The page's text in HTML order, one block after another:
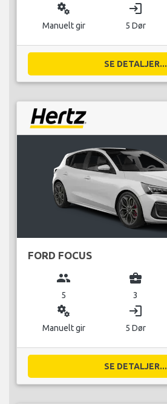
miscellaneous_services
Manuelt gir
login
5 Dør
SE DETALJER...
FORD FOCUS
group
5
business_center
3
miscellaneous_services
Manuelt gir
login
5 Dør
SE DETALJER...